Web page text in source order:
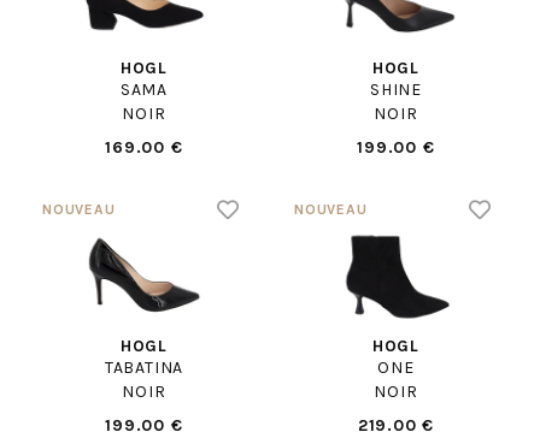
HOGL
SAMA
NOIR
169.00 €
HOGL
SHINE
NOIR
199.00 €
HOGL
TABATINA
NOIR
199.00 €
HOGL
ONE
NOIR
219.00 €